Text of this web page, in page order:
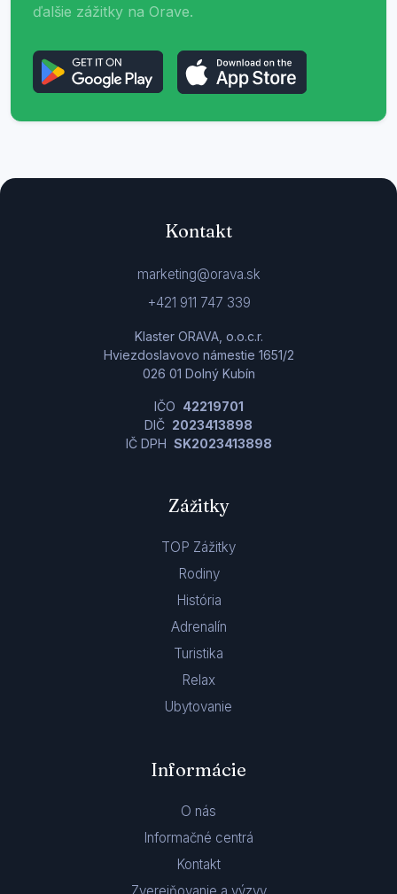
ďalšie zážitky na Orave.
Kontakt
marketing@orava.sk
+421 911 747 339
Klaster ORAVA, o.o.c.r.
Hviezdoslavovo námestie 1651/2
026 01 Dolný Kubín
IČO 42219701
DIČ 2023413898
IČ DPH SK2023413898
Zážitky
TOP Zážitky
Rodiny
História
Adrenalín
Turistika
Relax
Ubytovanie
Informácie
O nás
Informačné centrá
Kontakt
Zverejňovanie a výzvy